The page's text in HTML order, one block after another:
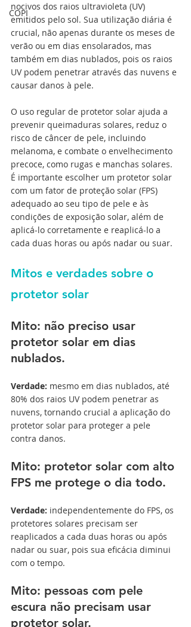
COPI
nocivos dos raios ultravioleta (UV)
emitidos pelo sol. Sua utilização diária é
crucial, não apenas durante os meses de
verão ou em dias ensolarados, mas
também em dias nublados, pois os raios
UV podem penetrar através das nuvens e
causar danos à pele.
O uso regular de protetor solar ajuda a
prevenir queimaduras solares, reduz o
risco de câncer de pele, incluindo
melanoma, e combate o envelhecimento
precoce, como rugas e manchas solares.
É importante escolher um protetor solar
com um fator de proteção solar (FPS)
adequado ao seu tipo de pele e às
condições de exposição solar, além de
aplicá-lo corretamente e reaplicá-lo a
cada duas horas ou após nadar ou suar.
Mitos e verdades sobre o
protetor solar
Mito: não preciso usar
protetor solar em dias
nublados.
Verdade: mesmo em dias nublados, até
80% dos raios UV podem penetrar as
nuvens, tornando crucial a aplicação do
protetor solar para proteger a pele
contra danos.
Mito: protetor solar com alto
FPS me protege o dia todo.
Verdade: independentemente do FPS, os
protetores solares precisam ser
reaplicados a cada duas horas ou após
nadar ou suar, pois sua eficácia diminui
com o tempo.
Mito: pessoas com pele
escura não precisam usar
protetor solar.